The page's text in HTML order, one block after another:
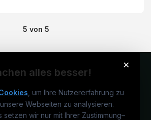
5 von 5
×
alles besser!
, um Ihre Nutzererfahrung zu
Webseiten zu analysieren.
setzen wir nur mit Ihrer Zustimmung–